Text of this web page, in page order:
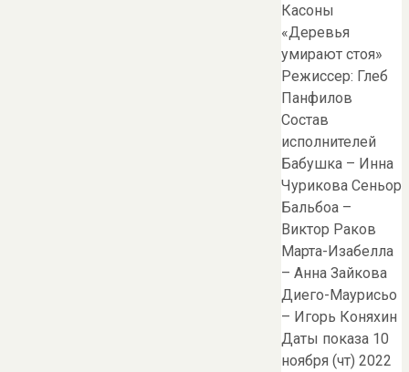
Касоны
«Деревья
умирают стоя»
Режиссер: Глеб
Панфилов
Состав
исполнителей
Бабушка – Инна
Чурикова Сеньор
Бальбоа –
Виктор Раков
Марта-Изабелла
– Анна Зайкова
Диего-Маурисьо
– Игорь Коняхин
Даты показа 10
ноября (чт) 2022